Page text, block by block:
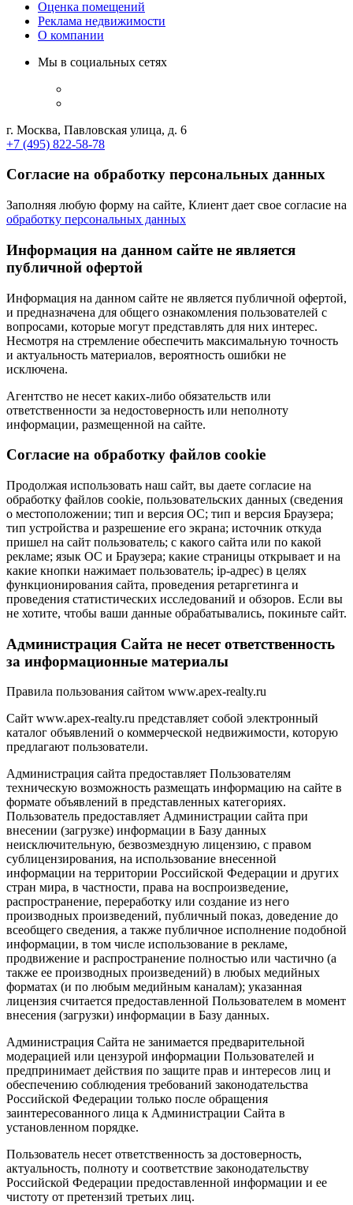
Оценка помещений
Реклама недвижимости
О компании
Мы в социальных сетях
г. Москва, Павловская улица, д. 6
+7 (495) 822-58-78
Согласие на обработку персональных данных
Заполняя любую форму на сайте, Клиент дает свое согласие на
обработку персональных данных
Информация на данном сайте не является
публичной офертой
Информация на данном сайте не является публичной офертой,
и предназначена для общего ознакомления пользователей с
вопросами, которые могут представлять для них интерес.
Несмотря на стремление обеспечить максимальную точность
и актуальность материалов, вероятность ошибки не
исключена.
Агентство не несет каких-либо обязательств или
ответственности за недостоверность или неполноту
информации, размещенной на сайте.
Cогласие на обработку файлов cookie
Продолжая использовать наш сайт, вы даете согласие на
обработку файлов cookie, пользовательских данных (сведения
о местоположении; тип и версия ОС; тип и версия Браузера;
тип устройства и разрешение его экрана; источник откуда
пришел на сайт пользователь; с какого сайта или по какой
рекламе; язык ОС и Браузера; какие страницы открывает и на
какие кнопки нажимает пользователь; ip-адрес) в целях
функционирования сайта, проведения ретаргетинга и
проведения статистических исследований и обзоров. Если вы
не хотите, чтобы ваши данные обрабатывались, покиньте сайт.
Администрация Сайта не несет ответственность
за информационные материалы
Правила пользования сайтом www.apex-realty.ru
Сайт www.apex-realty.ru представляет собой электронный
каталог объявлений о коммерческой недвижимости, которую
предлагают пользователи.
Администрация сайта предоставляет Пользователям
техническую возможность размещать информацию на сайте в
формате объявлений в представленных категориях.
Пользователь предоставляет Администрации сайта при
внесении (загрузке) информации в Базу данных
неисключительную, безвозмездную лицензию, с правом
сублицензирования, на использование внесенной
информации на территории Российской Федерации и других
стран мира, в частности, права на воспроизведение,
распространение, переработку или создание из него
производных произведений, публичный показ, доведение до
всеобщего сведения, а также публичное исполнение подобной
информации, в том числе использование в рекламе,
продвижение и распространение полностью или частично (а
также ее производных произведений) в любых медийных
форматах (и по любым медийным каналам); указанная
лицензия считается предоставленной Пользователем в момент
внесения (загрузки) информации в Базу данных.
Администрация Сайта не занимается предварительной
модерацией или цензурой информации Пользователей и
предпринимает действия по защите прав и интересов лиц и
обеспечению соблюдения требований законодательства
Российской Федерации только после обращения
заинтересованного лица к Администрации Сайта в
установленном порядке.
Пользователь несет ответственность за достоверность,
актуальность, полноту и соответствие законодательству
Российской Федерации предоставленной информации и ее
чистоту от претензий третьих лиц.